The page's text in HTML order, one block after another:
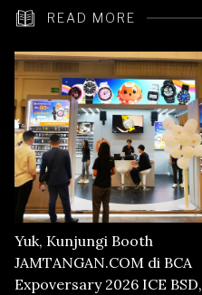
READ MORE
Yuk, Kunjungi Booth
JAMTANGAN.COM di BCA
Expoversary 2026 ICE BSD,